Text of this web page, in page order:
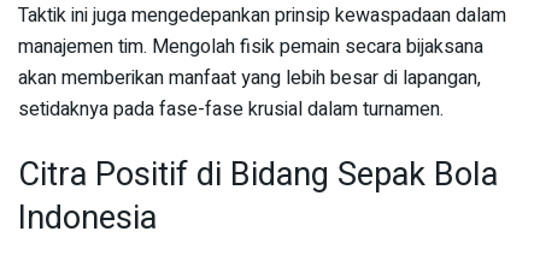
Taktik ini juga mengedepankan prinsip kewaspadaan dalam
manajemen tim. Mengolah fisik pemain secara bijaksana
akan memberikan manfaat yang lebih besar di lapangan,
setidaknya pada fase-fase krusial dalam turnamen.
Citra Positif di Bidang Sepak Bola
Indonesia